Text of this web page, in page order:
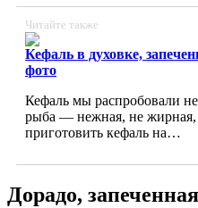
Читайте также
Кефаль в духовке,
фото
Кефаль мы распробовали
рыба — нежная, не жирная,
приготовить кефаль на…
Дорадо,